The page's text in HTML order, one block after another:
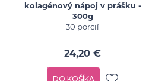
kolagénový nápoj v prášku -
300g
30 porcií
24,20 €
DO KOŠÍKA